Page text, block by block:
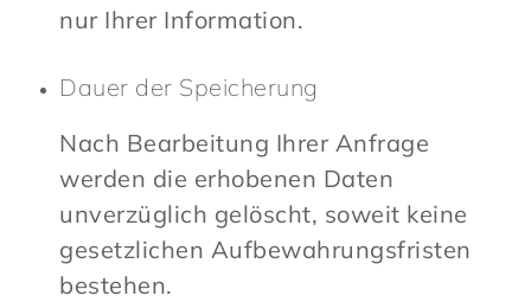
nur Ihrer Information.
Dauer der Speicherung
Nach Bearbeitung Ihrer Anfrage
werden die erhobenen Daten
unverzüglich gelöscht, soweit keine
gesetzlichen Aufbewahrungsfristen
bestehen.